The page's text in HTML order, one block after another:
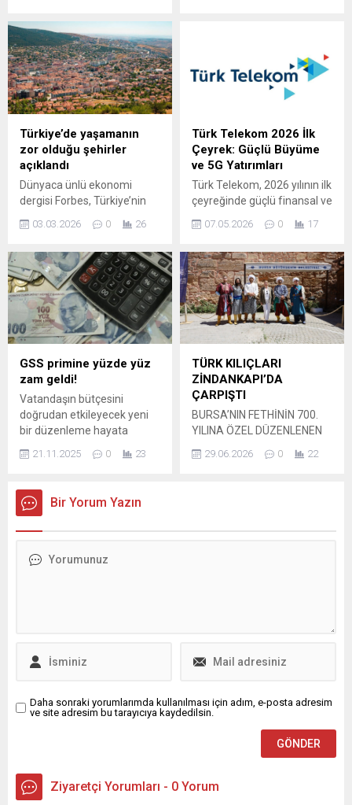
İYİ Parti Gemlik İlçe Başkanı
Orhan Karaduman,
Ankara’da günlerdir özlük
hakları ve ekonomik talepleri
için nöbet tutan şehit aileleri
ile gazilerin yaşadığı
zorluklara ilişkin yazılı bir
açıklama yaptı. Karaduman,
vatan uğruna en
ağır bedelleri ödeyen
kahramanların bugün
temel yaşam koşulları
ve ekonomik sorunlarla
zorunda bırakılmasının
kabul
edilemeyeceğini belirterek,
yetkilileri kalıcı çözümler...
Türkiye’de yaşamanın
zor olduğu şehirler
açıklandı
Dünyaca ünlü ekonomi
dergisi Forbes, Türkiye’nin
üzerinden mercek altına
düşük olduğu şehirleri
sıraladı.
03.03.2026 0 26
Türk Telekom 2026 İlk
Çeyrek: Güçlü Büyüme
ve 5G Yatırımları
Türk Telekom, 2026 yılının ilk
çeyreğinde güçlü finansal ve
açıkladı. Gelirlerde, karlılıkta
değer artışlar
gözlemlenirken şirket, 5G ve
fiber yatırımlarını
hızlandırarak dijital
dönüşüm vizyonunu
pekiştirdi. Şirketin konsolide
gelirleri bir önceki yıla göre
%8,7 artışla 64,9 milyar
liraya ulaşırken, FAVÖK
%17,1 artışla 27,4 milyar
lira...
07.05.2026 0 17
GSS primine yüzde yüz
zam geldi!
Vatandaşın bütçesini
doğrudan etkileyecek yeni
bir düzenleme hayata
geçirildi. Genel Sağlık
Sigortası (GSS) primlerinde
ücretin yüzde 3'ünden
yüzde 6'sına yükseltildi. Bu
21.11.2025 0 23
TÜRK KILIÇLARI
ZİNDANKAPI’DA
ÇARPIŞTI
BURSA’NIN FETHİNİN 700.
YILINA ÖZEL DÜZENLENEN
GELENEKSEL TÜRK KILICI
TURNUVASI, TARİHİ MİRASI
gerçekleştirildi. Bursa’nın
29.06.2026 0 22
Bir Yorum Yazın
Daha sonraki yorumlarımda kullanılması için adım, e-posta adresim
ve site adresim bu tarayıcıya kaydedilsin.
Ziyaretçi Yorumları - 0 Yorum